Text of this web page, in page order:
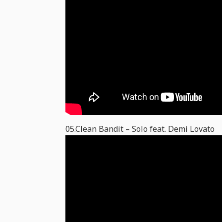
05.Clean Bandit – Solo feat. Demi Lovato